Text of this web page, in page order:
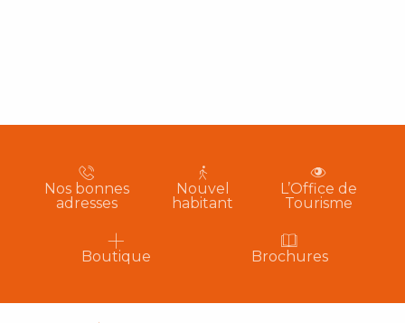
Nos bonnes
adresses
Nouvel
habitant
L’Office de
Tourisme
Boutique Brochures